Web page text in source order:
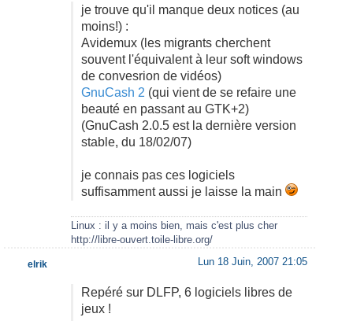
je trouve qu'il manque deux notices (au
moins!) :
Avidemux (les migrants cherchent
souvent l'équivalent à leur soft windows
de convesrion de vidéos)
GnuCash 2 (qui vient de se refaire une
beauté en passant au GTK+2)
(GnuCash 2.0.5 est la dernière version
stable, du 18/02/07)
je connais pas ces logiciels
suffisamment aussi je laisse la main
Linux : il y a moins bien, mais c'est plus cher
http://libre-ouvert.toile-libre.org/
Lun 18 Juin, 2007 21:05
Repéré sur DLFP, 6 logiciels libres de
jeux !
elrik